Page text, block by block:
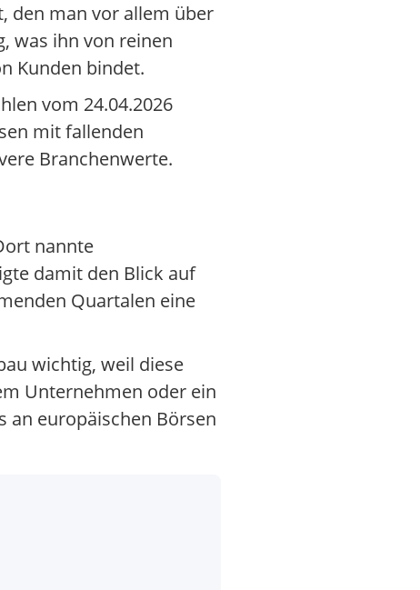
den man vor allem über
was ihn von reinen
Kunden bindet.
vom 24.04.2026
mit fallenden
Branchenwerte.
nannte
damit den Blick auf
Quartalen eine
wichtig, weil diese
Unternehmen oder ein
an europäischen Börsen